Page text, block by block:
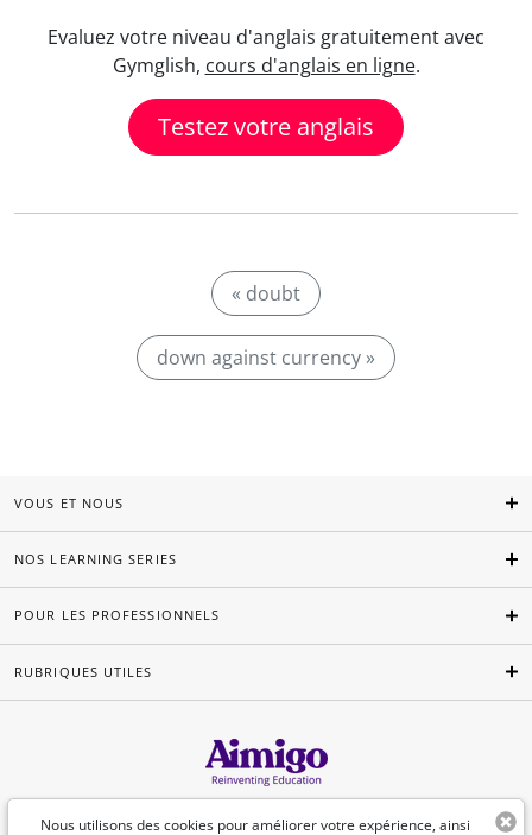
Evaluez votre niveau d'anglais gratuitement avec
Gymglish, cours d'anglais en ligne.
Testez votre anglais
« doubt
down against currency »
Nous utilisons des cookies pour améliorer votre expérience, ainsi
VOUS ET NOUS
NOS LEARNING SERIES
POUR LES PROFESSIONNELS
RUBRIQUES UTILES
Français